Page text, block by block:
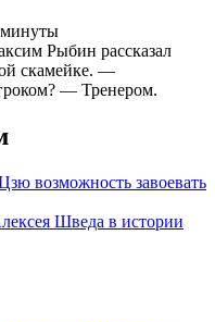
Рыбин рассказал
скамейке. —
— Тренером.
возможность завоевать
Шведа в истории